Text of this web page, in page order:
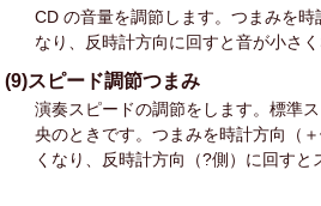
CD の音量を調節します。つまみを時
なり、反時計方向に回すと音が小さく
(9)スピード調節つまみ
演奏スピードの調節をします。標準
央のときです。つまみを時計方向（
くなり、反時計方向（?側）に回すと